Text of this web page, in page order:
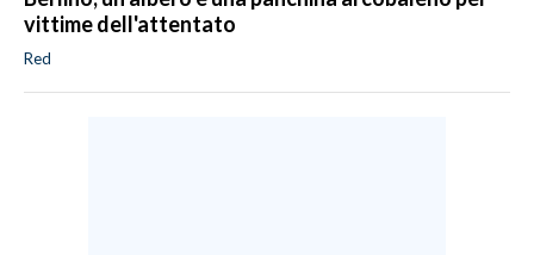
vittime dell'attentato
Red